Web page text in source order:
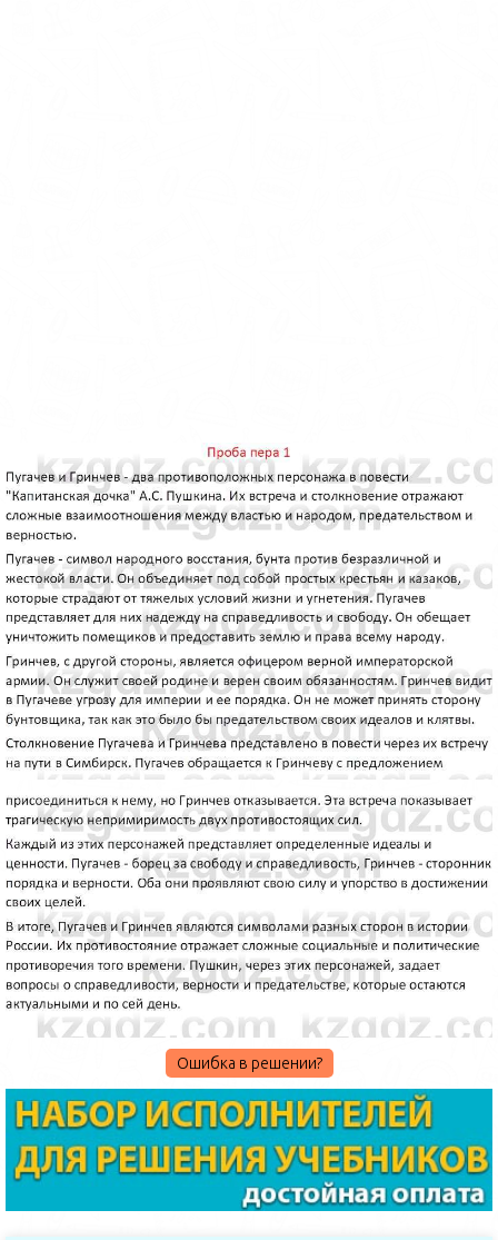
Ошибка в решении?